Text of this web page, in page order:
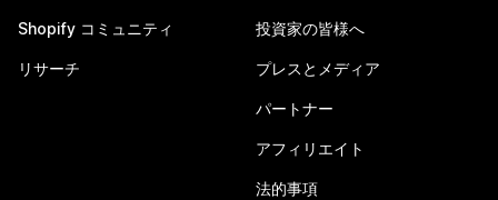
Shopify コミュニティ
リサーチ
投資家の皆様へ
プレスとメディア
パートナー
アフィリエイト
法的事項